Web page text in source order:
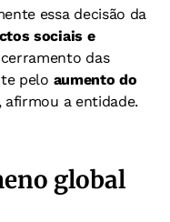
essa decisão da
sociais e
das
pelo aumento do
afirmou a entidade.
global